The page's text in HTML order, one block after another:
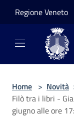
Regione Veneto
Home > Novità
Filò tra i libri -
giugno alle ore